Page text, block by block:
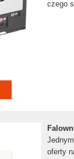
czego
oferty